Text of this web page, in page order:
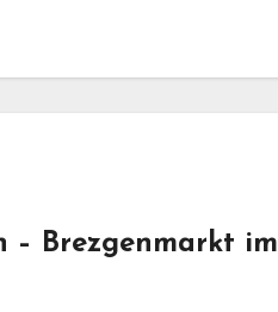
– Brezgenmarkt im